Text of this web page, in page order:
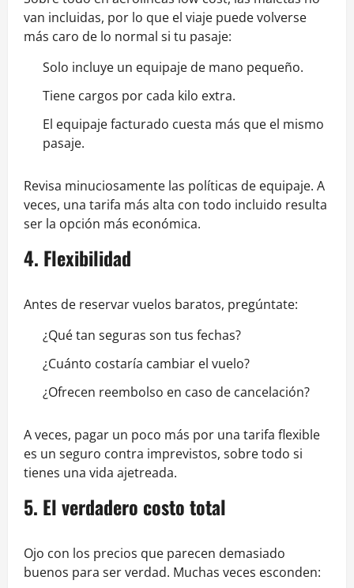
van incluidas, por lo que el viaje puede volverse
más caro de lo normal si tu pasaje:
Solo incluye un equipaje de mano pequeño.
Tiene cargos por cada kilo extra.
El equipaje facturado cuesta más que el mismo
pasaje.
Revisa minuciosamente las políticas de equipaje. A
veces, una tarifa más alta con todo incluido resulta
ser la opción más económica.
4. Flexibilidad
Antes de reservar vuelos baratos, pregúntate:
¿Qué tan seguras son tus fechas?
¿Cuánto costaría cambiar el vuelo?
¿Ofrecen reembolso en caso de cancelación?
A veces, pagar un poco más por una tarifa flexible
es un seguro contra imprevistos, sobre todo si
tienes una vida ajetreada.
5. El verdadero costo total
Ojo con los precios que parecen demasiado
buenos para ser verdad. Muchas veces esconden: